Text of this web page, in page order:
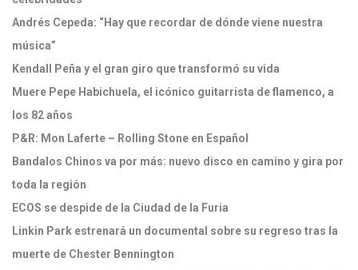
Andrés Cepeda: “Hay que recordar de dónde viene nuestra
música”
Kendall Peña y el gran giro que transformó su vida
Muere Pepe Habichuela, el icónico guitarrista de flamenco, a
los 82 años
P&R: Mon Laferte – Rolling Stone en Español
Bandalos Chinos va por más: nuevo disco en camino y gira por
toda la región
ECOS se despide de la Ciudad de la Furia
Linkin Park estrenará un documental sobre su regreso tras la
muerte de Chester Bennington